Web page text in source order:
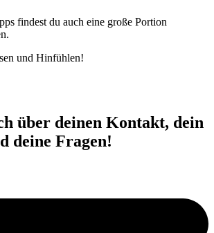
findest du auch eine große Portion
und Hinfühlen!
über deinen Kontakt, dein
deine Fragen!